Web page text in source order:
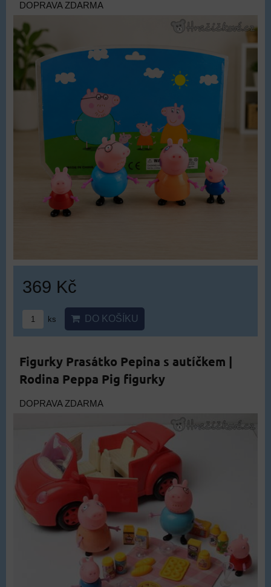
DOPRAVA ZDARMA
369 Kč
ks DO KOŠÍKU
Figurky Prasátko Pepina s autíčkem |
Rodina Peppa Pig figurky
DOPRAVA ZDARMA